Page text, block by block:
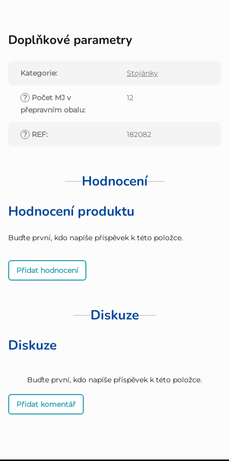
Doplňkové parametry
Kategorie: Stojánky
? Počet MJ v
přepravním obalu:
12
? REF: 182082
Hodnocení
Hodnocení produktu
Buďte první, kdo napíše příspěvek k této položce.
Přidat hodnocení
Diskuze
Diskuze
Buďte první, kdo napíše příspěvek k této položce.
Přidat komentář